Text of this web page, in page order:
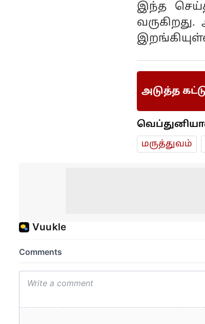
இந்த
அடுத்த
மரு‌த்துவ‌ம்